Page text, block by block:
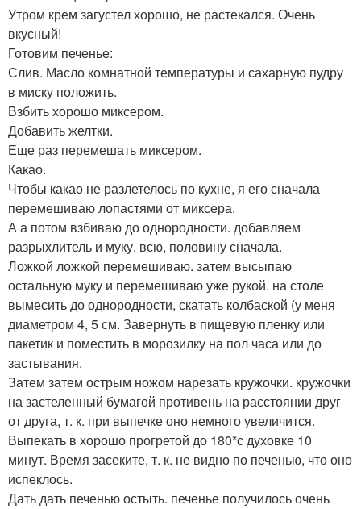
Утром крем загустел хорошо, не растекался. Очень
вкусный!
Готовим печенье:
Слив. Масло комнатной температуры и сахарную пудру
в миску положить.
Взбить хорошо миксером.
Добавить желтки.
Еще раз перемешать миксером.
Какао.
Чтобы какао не разлетелось по кухне, я его сначала
перемешиваю лопастями от миксера.
А а потом взбиваю до однородности. добавляем
разрыхлитель и муку. всю, половину сначала.
Ложкой ложкой перемешиваю. затем высыпаю
остальную муку и перемешиваю уже рукой. на столе
вымесить до однородности, скатать колбаской (у меня
диаметром 4, 5 см. Завернуть в пищевую пленку или
пакетик и поместить в морозилку на пол часа или до
застывания.
Затем затем острым ножом нарезать кружочки. кружочки
на застеленный бумагой противень на расстоянии друг
от друга, т. к. при выпечке оно немного увеличится.
Выпекать в хорошо прогретой до 180*с духовке 10
минут. Время засеките, т. к. не видно по печенью, что оно
испеклось.
Дать дать печенью остыть. печенье получилось очень